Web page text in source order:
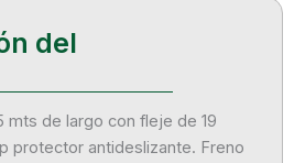
mts de largo con fleje de 19
protector antideslizante. Freno